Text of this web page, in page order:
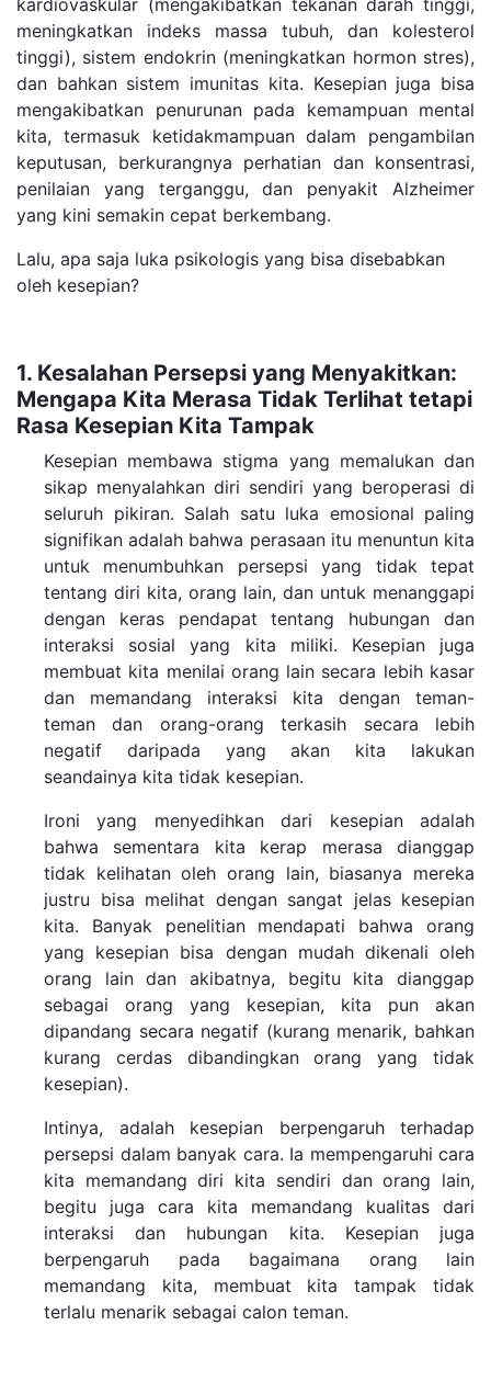
kardiovaskular (mengakibatkan tekanan darah tinggi,
meningkatkan indeks massa tubuh, dan kolesterol
tinggi), sistem endokrin (meningkatkan hormon stres),
dan bahkan sistem imunitas kita. Kesepian juga bisa
mengakibatkan penurunan pada kemampuan mental
kita, termasuk ketidakmampuan dalam pengambilan
keputusan, berkurangnya perhatian dan konsentrasi,
penilaian yang terganggu, dan penyakit Alzheimer
yang kini semakin cepat berkembang.
Lalu, apa saja luka psikologis yang bisa disebabkan
oleh kesepian?
1. Kesalahan Persepsi yang Menyakitkan:
Mengapa Kita Merasa Tidak Terlihat tetapi
Rasa Kesepian Kita Tampak
Kesepian membawa stigma yang memalukan dan
sikap menyalahkan diri sendiri yang beroperasi di
seluruh pikiran. Salah satu luka emosional paling
signifikan adalah bahwa perasaan itu menuntun kita
untuk menumbuhkan persepsi yang tidak tepat
tentang diri kita, orang lain, dan untuk menanggapi
dengan keras pendapat tentang hubungan dan
interaksi sosial yang kita miliki. Kesepian juga
membuat kita menilai orang lain secara lebih kasar
dan memandang interaksi kita dengan teman-
teman dan orang-orang terkasih secara lebih
negatif daripada yang akan kita lakukan
seandainya kita tidak kesepian.
Ironi yang menyedihkan dari kesepian adalah
bahwa sementara kita kerap merasa dianggap
tidak kelihatan oleh orang lain, biasanya mereka
justru bisa melihat dengan sangat jelas kesepian
kita. Banyak penelitian mendapati bahwa orang
yang kesepian bisa dengan mudah dikenali oleh
orang lain dan akibatnya, begitu kita dianggap
sebagai orang yang kesepian, kita pun akan
dipandang secara negatif (kurang menarik, bahkan
kurang cerdas dibandingkan orang yang tidak
kesepian).
Intinya, adalah kesepian berpengaruh terhadap
persepsi dalam banyak cara. Ia mempengaruhi cara
kita memandang diri kita sendiri dan orang lain,
begitu juga cara kita memandang kualitas dari
interaksi dan hubungan kita. Kesepian juga
berpengaruh pada bagaimana orang lain
memandang kita, membuat kita tampak tidak
terlalu menarik sebagai calon teman.